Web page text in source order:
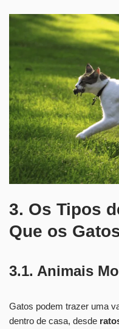
3. Os Tipos
Que os
3.1. Animais
Gatos podem trazer uma
dentro de casa, desde